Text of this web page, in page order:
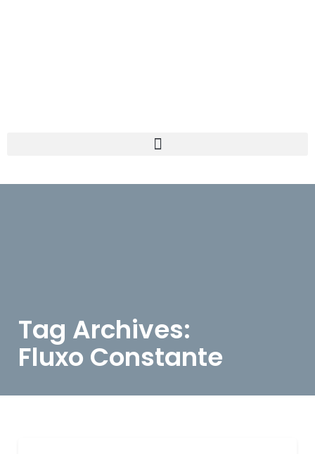
Tag Archives:
Fluxo Constante